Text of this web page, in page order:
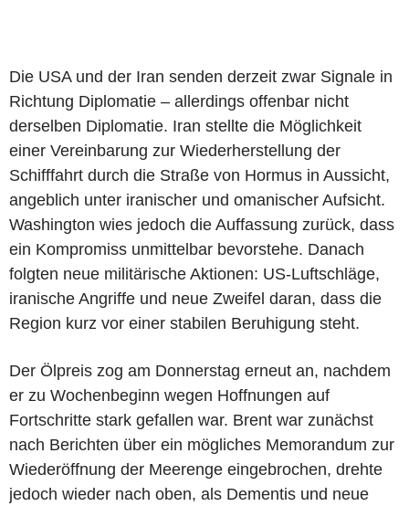
Die USA und der Iran senden derzeit zwar Signale in
Richtung Diplomatie – allerdings offenbar nicht
derselben Diplomatie. Iran stellte die Möglichkeit
einer Vereinbarung zur Wiederherstellung der
Schifffahrt durch die Straße von Hormus in Aussicht,
angeblich unter iranischer und omanischer Aufsicht.
Washington wies jedoch die Auffassung zurück, dass
ein Kompromiss unmittelbar bevorstehe. Danach
folgten neue militärische Aktionen: US-Luftschläge,
iranische Angriffe und neue Zweifel daran, dass die
Region kurz vor einer stabilen Beruhigung steht.
Der Ölpreis zog am Donnerstag erneut an, nachdem
er zu Wochenbeginn wegen Hoffnungen auf
Fortschritte stark gefallen war. Brent war zunächst
nach Berichten über ein mögliches Memorandum zur
Wiederöffnung der Meerenge eingebrochen, drehte
jedoch wieder nach oben, als Dementis und neue